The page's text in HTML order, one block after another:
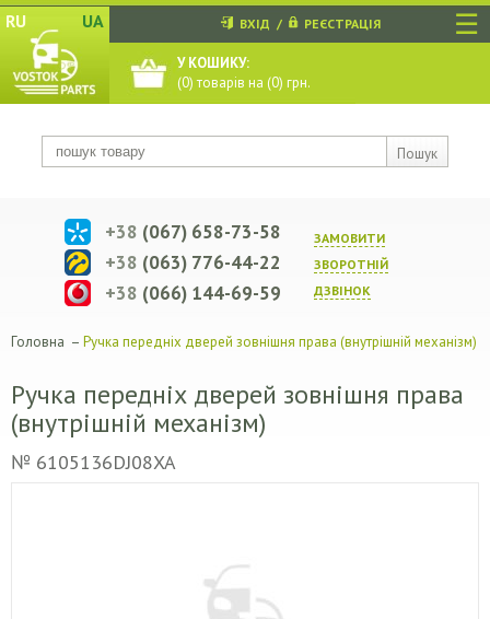
☰
RU UA
Пошук
ВХІД / РЕЄСТРАЦІЯ
У КОШИКУ:
(0) товарів на (0) грн.
ЗАМОВИТИ
ЗВОРОТНIЙ
ДЗВIНОК
+38 (067) 658-73-58
+38 (063) 776-44-22
+38 (066) 144-69-59
Головна – Ручка передніх дверей зовнішня права (внутрішній механізм)
Ручка передніх дверей зовнішня права
(внутрішній механізм)
№ 6105136DJ08XA